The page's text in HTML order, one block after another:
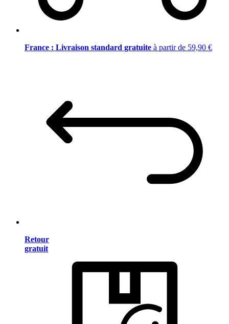
France : Livraison standard gratuite à partir de 59,90 €
Retour
gratuit